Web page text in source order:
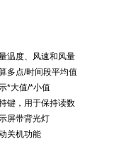
温度、风速和风量
多点/时间段平均值
*大值/*小值
键，用于保持读数
屏带背光灯
关机功能